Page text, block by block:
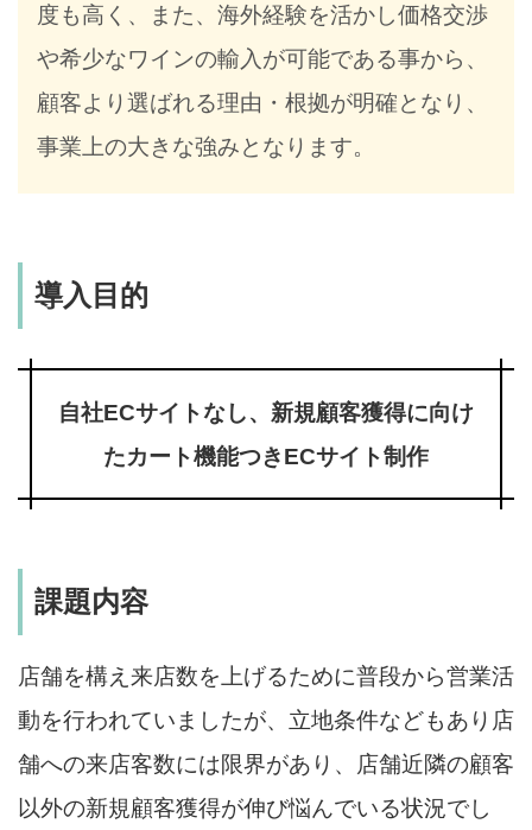
度も高く、また、海外経験を活かし価格交渉
や希少なワインの輸入が可能である事から、
顧客より選ばれる理由・根拠が明確となり、
事業上の大きな強みとなります。
導入目的
自社ECサイトなし、新規顧客獲得に向け
たカート機能つきECサイト制作
課題内容
店舗を構え来店数を上げるために普段から営業活
動を行われていましたが、立地条件などもあり店
舗への来店客数には限界があり、店舗近隣の顧客
以外の新規顧客獲得が伸び悩んでいる状況でし